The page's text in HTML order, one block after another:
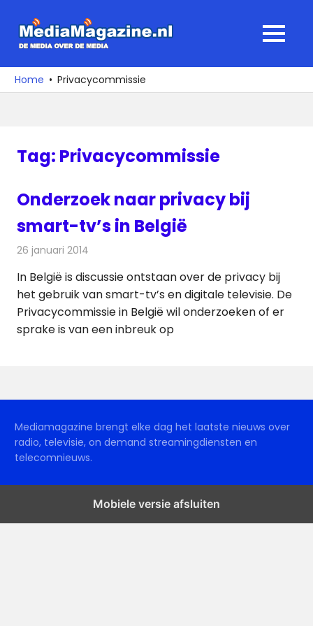
naar
media
over
MENU
Home Privacycommissie
Tag: Privacycommissie
Onderzoek naar privacy bij
smart-tv’s in België
26 januari 2014
In België is discussie ontstaan over de privacy bij
het gebruik van smart-tv’s en digitale televisie. De
Privacycommissie in België wil onderzoeken of er
sprake is van een inbreuk op
Mediamagazine brengt elke dag het laatste nieuws over
radio, televisie, on demand streamingdiensten en
telecomnieuws.
Mobiele versie afsluiten